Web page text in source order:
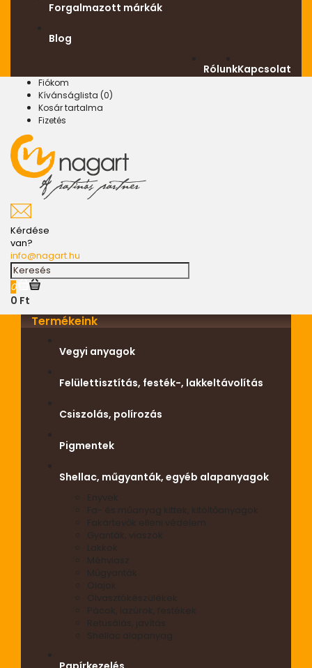
Forgalmazott márkák
Blog
Kapcsolat
Rólunk
Fiókom
Kívánságlista (0)
Kosár tartalma
Fizetés
Kérdése
van?
info@nagart.hu
0
0 Ft
Termékeink
Vegyi anyagok
Felülettisztítás, festék-, lakkeltávolítás
Csiszolás, polírozás
Pigmentek
Shellac, műgyanták, egyéb alapanyagok
Enyvek
Fa- és műanyag kittek, kitöltőanyagok
Fakártevők elleni védelem
Gyanták, viaszok
Lakkok
Méhviasz
Műgyanták
Olajok
Olvasztókészülékek
Pácok, lazúrok, festékek
Retusálás, javítás